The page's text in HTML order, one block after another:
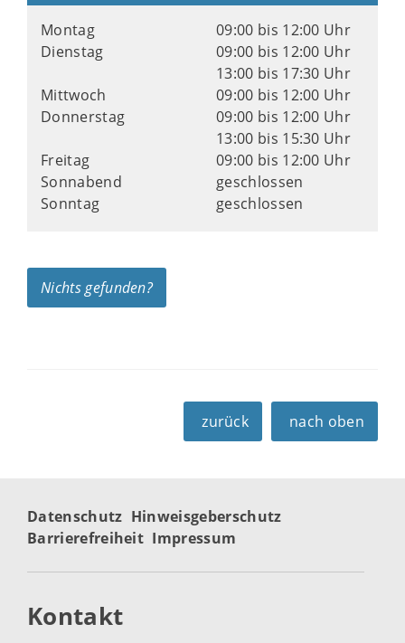
Montag
09:00 bis 12:00 Uhr
Dienstag
09:00 bis 12:00 Uhr
13:00 bis 17:30 Uhr
Mittwoch
09:00 bis 12:00 Uhr
Donnerstag
09:00 bis 12:00 Uhr
13:00 bis 15:30 Uhr
Freitag
09:00 bis 12:00 Uhr
Sonnabend
geschlossen
Sonntag
geschlossen
Nichts gefunden?
zurück nach oben
Datenschutz Hinweisgeberschutz
Barrierefreiheit Impressum
Kontakt